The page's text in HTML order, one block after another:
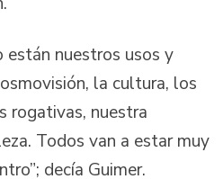
están nuestros usos y
la cultura, los
rogativas, nuestra
Todos van a estar muy
decía Guimer.